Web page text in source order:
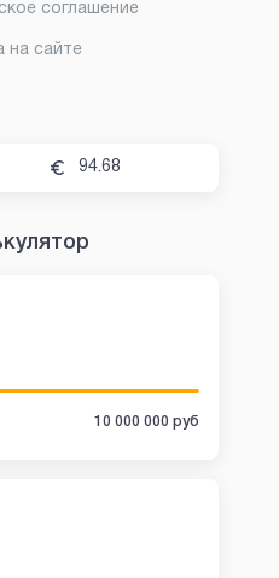
соглашение
на сайте
94.68
10 000 000 руб